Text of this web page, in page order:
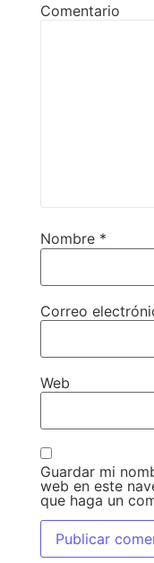
Comentario
Nombre *
Correo
Web
Guardar mi
web en este
que haga un